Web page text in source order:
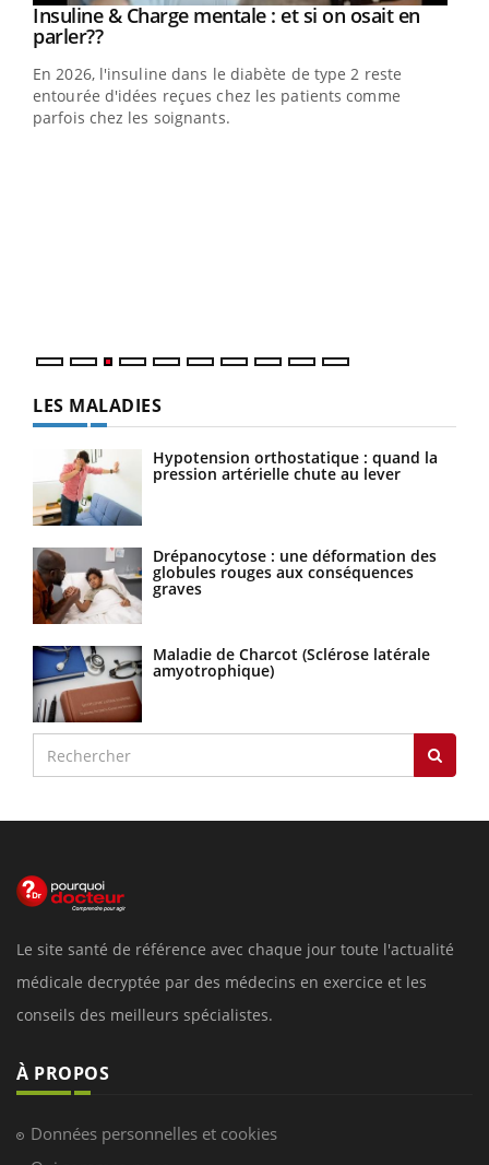
Youtube
Insuline & Charge mentale : et si on osait en
parler??Youtube
En 2026, l'insuline dans le diabète de type 2 reste
entourée d'idées reçues chez les patients comme
parfois chez les soignants.
LES MALADIES
Hypotension orthostatique : quand la
pression artérielle chute au lever
Drépanocytose : une déformation des
globules rouges aux conséquences
graves
Maladie de Charcot (Sclérose latérale
amyotrophique)
Le site santé de référence avec chaque jour toute l'actualité
médicale decryptée par des médecins en exercice et les
conseils des meilleurs spécialistes.
À PROPOS
Données personnelles et cookies